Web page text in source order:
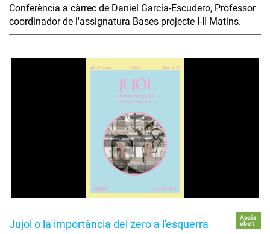
Conferència a càrrec de Daniel García-Escudero, Professor
coordinador de l'assignatura Bases projecte I-II Matins.
Jujol o la importància del zero a l'esquerra
Accés
obert